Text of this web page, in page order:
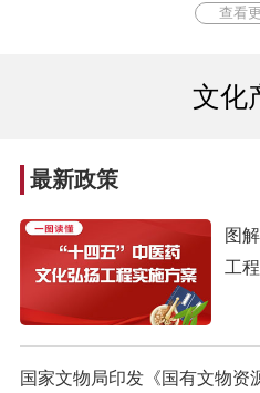
查看
文化
最新政策
图
工
国家文物局印发《国有文物资